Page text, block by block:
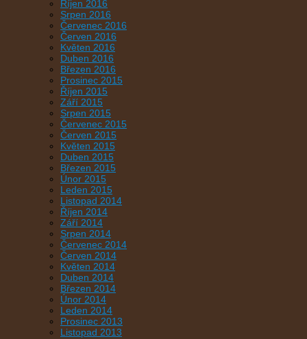
Říjen 2016
Srpen 2016
Červenec 2016
Červen 2016
Květen 2016
Duben 2016
Březen 2016
Prosinec 2015
Říjen 2015
Září 2015
Srpen 2015
Červenec 2015
Červen 2015
Květen 2015
Duben 2015
Březen 2015
Únor 2015
Leden 2015
Listopad 2014
Říjen 2014
Září 2014
Srpen 2014
Červenec 2014
Červen 2014
Květen 2014
Duben 2014
Březen 2014
Únor 2014
Leden 2014
Prosinec 2013
Listopad 2013